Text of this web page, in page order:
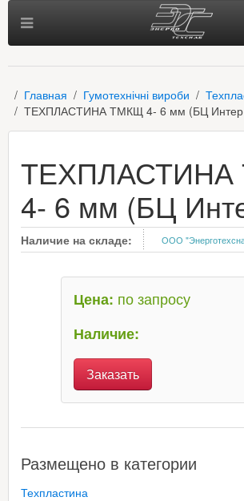
Главная Гумотехнічні вироби
ТЕХПЛАСТИНА ТМКЩ 4- 6 мм (БЦ
4- 6 мм (БЦ
ООО
Наличие на складе:
Цена: по запросу
Наличие:
Заказать
Размещено в категории
Техпластина